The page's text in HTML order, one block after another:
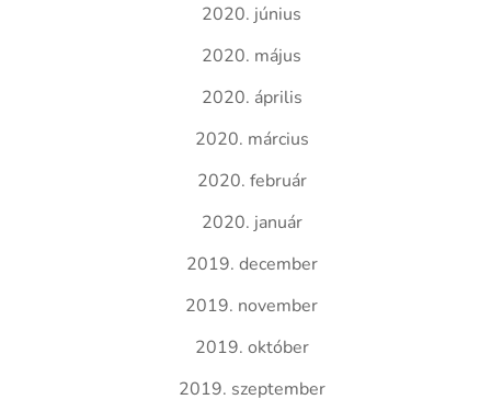
2020. június
2020. május
2020. április
2020. március
2020. február
2020. január
2019. december
2019. november
2019. október
2019. szeptember